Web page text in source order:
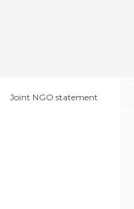
Joint NGO statement